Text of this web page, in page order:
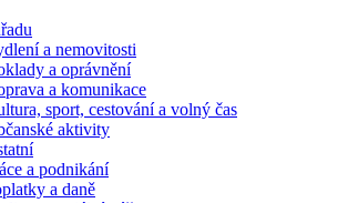
a nemovitosti
a oprávnění
a komunikace
sport, cestování a volný čas
aktivity
a podnikání
a daně